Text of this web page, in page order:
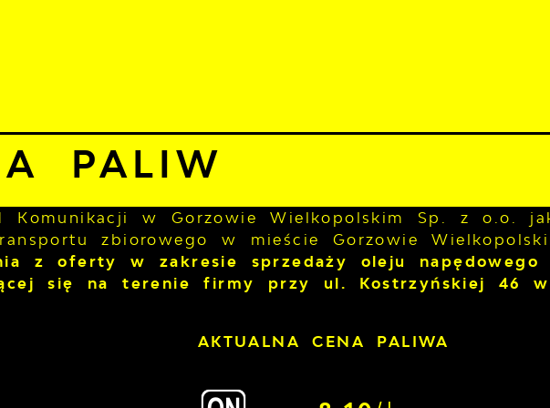
PALIW
Komunikacji w Gorzowie Wielkopolskim Sp. z o.o.
zbiorowego w mieście Gorzowie
z oferty w zakresie sprzedaży oleju napędowego
się na terenie firmy przy ul. Kostrzyńskiej 46
AKTUALNA CENA PALIWA